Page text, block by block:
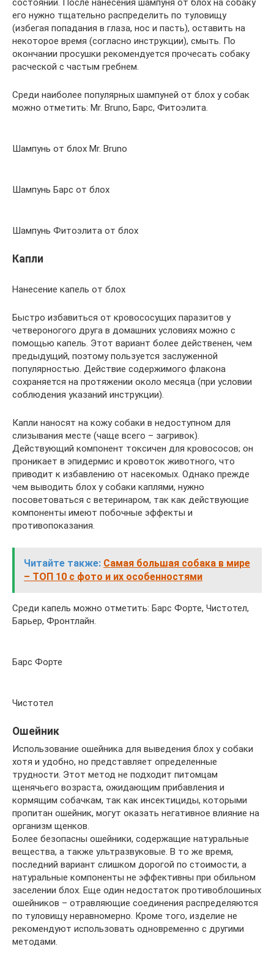
его нужно тщательно распределить по туловищу
(избегая попадания в глаза, нос и пасть), оставить на
некоторое время (согласно инструкции), смыть. По
окончании просушки рекомендуется прочесать собаку
расческой с частым гребнем.
Среди наиболее популярных шампуней от блох у собак
можно отметить: Mr. Bruno, Барс, Фитоэлита.
Шампунь от блох Mr. Bruno
Шампунь Барс от блох
Шампунь Фитоэлита от блох
Капли
Нанесение капель от блох
Быстро избавиться от кровососущих паразитов у
четвероногого друга в домашних условиях можно с
помощью капель. Этот вариант более действенен, чем
предыдущий, поэтому пользуется заслуженной
популярностью. Действие содержимого флакона
сохраняется на протяжении около месяца (при условии
соблюдения указаний инструкции).
Капли наносят на кожу собаки в недоступном для
слизывания месте (чаще всего – загривок).
Действующий компонент токсичен для кровососов; он
проникает в эпидермис и кровоток животного, что
приводит к избавлению от насекомых. Однако прежде
чем выводить блох у собаки каплями, нужно
посоветоваться с ветеринаром, так как действующие
компоненты имеют побочные эффекты и
противопоказания.
Читайте также: Самая большая собака в мире
– ТОП 10 с фото и их особенностями
Среди капель можно отметить: Барс Форте, Чистотел,
Барьер, Фронтлайн.
Барс Форте
Чистотел
Ошейник
Использование ошейника для выведения блох у собаки
хотя и удобно, но представляет определенные
трудности. Этот метод не подходит питомцам
щенячьего возраста, ожидающим прибавления и
кормящим собачкам, так как инсектициды, которыми
пропитан ошейник, могут оказать негативное влияние на
организм щенков.
Более безопасны ошейники, содержащие натуральные
вещества, а также ультразвуковые. В то же время,
последний вариант слишком дорогой по стоимости, а
натуральные компоненты не эффективны при обильном
заселении блох. Еще один недостаток противоблошиных
ошейников – отравляющие соединения распределяются
по туловищу неравномерно. Кроме того, изделие не
рекомендуют использовать одновременно с другими
методами.